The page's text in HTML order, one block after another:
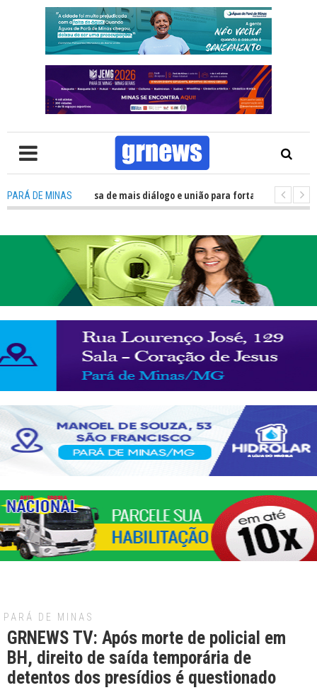
PARÁ DE MINAS
TV: Política precisa de mais diálogo e união para fortalecer Minas e
PARÁ DE MINAS
GRNEWS TV: Após morte de policial em
BH, direito de saída temporária de
detentos dos presídios é questionado